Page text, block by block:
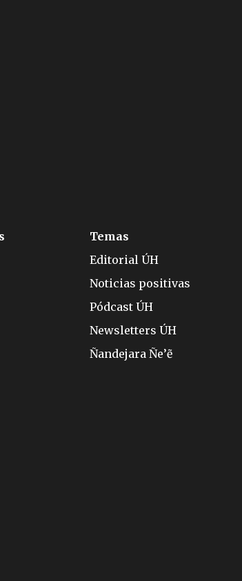
Temas
Editorial ÚH
Noticias positivas
Pódcast ÚH
Newsletters ÚH
Ñandejara Ñe’ẽ